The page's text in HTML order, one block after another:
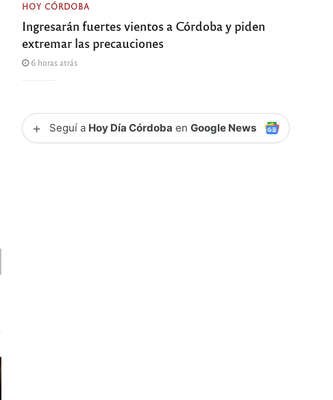
HOY CÓRDOBA
Ingresarán fuertes vientos a Córdoba y piden
extremar las precauciones
6 horas atrás
+ Seguí a Hoy Día Córdoba enGoogle News